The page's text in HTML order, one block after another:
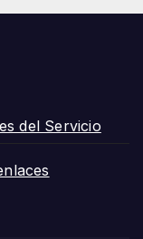
del Servicio